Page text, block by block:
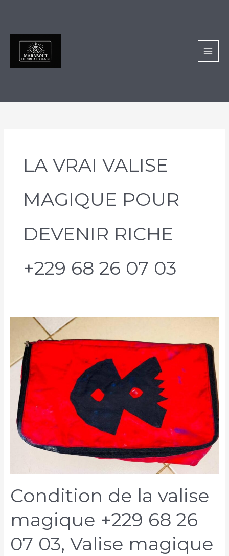
LA VRAI VALISE
MAGIQUE POUR
DEVENIR RICHE
+229 68 26 07 03
Condition de la valise
magique +229 68 26
07 03, Valise magique